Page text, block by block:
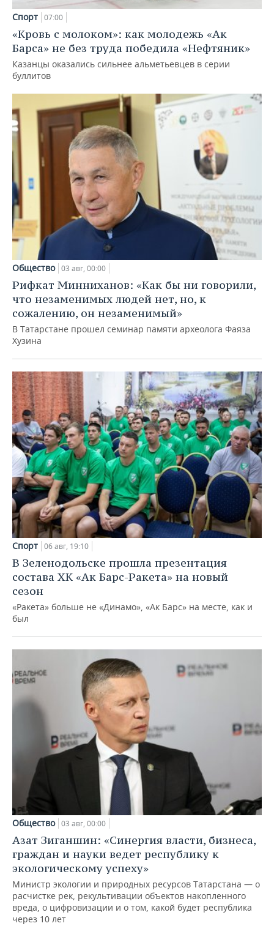
Спорт 07:00
«Кровь с молоком»: как молодежь «Ак
Барса» не без труда победила «Нефтяник»
Казанцы оказались сильнее альметьевцев в серии
буллитов
Общество 03 авг, 00:00
Рифкат Минниханов: «Как бы ни говорили,
что незаменимых людей нет, но, к
сожалению, он незаменимый»
В Татарстане прошел семинар памяти археолога Фаяза
Хузина
Спорт 06 авг, 19:10
В Зеленодольске прошла презентация
состава ХК «Ак Барс-Ракета» на новый
сезон
«Ракета» больше не «Динамо», «Ак Барс» на месте, как и
был
Общество 03 авг, 00:00
Азат Зиганшин: «Синергия власти, бизнеса,
граждан и науки ведет республику к
экологическому успеху»
Министр экологии и природных ресурсов Татарстана — о
расчистке рек, рекультивации объектов накопленного
вреда, о цифровизации и о том, какой будет республика
через 10 лет